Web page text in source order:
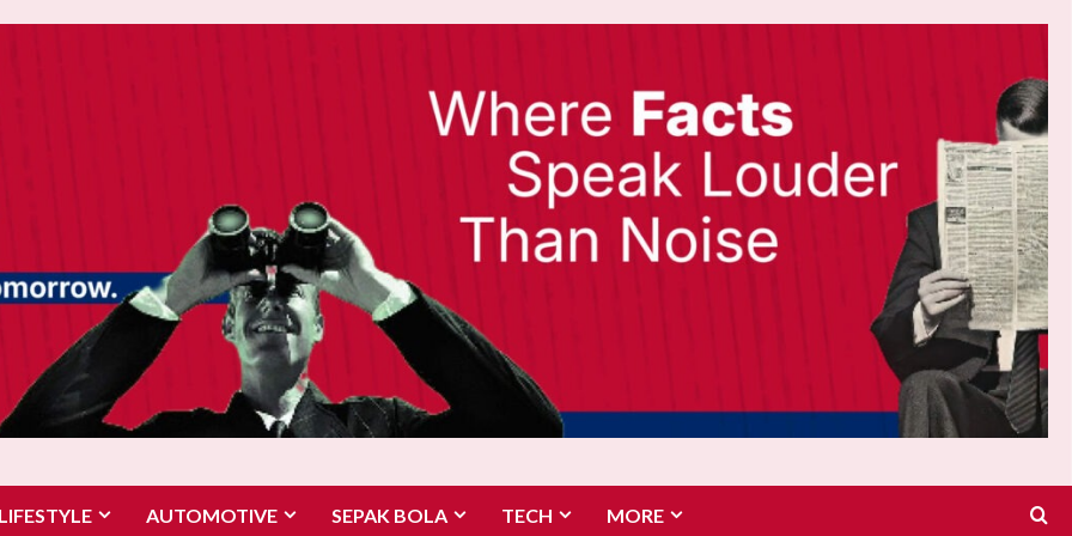
LIFESTYLE AUTOMOTIVE SEPAK BOLA TECH MORE